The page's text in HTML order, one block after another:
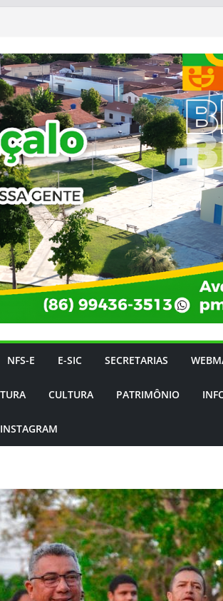
NFS-E E-SIC SECRETARIAS
CULTURA PATRIMÔNIO
INSTAGRAM